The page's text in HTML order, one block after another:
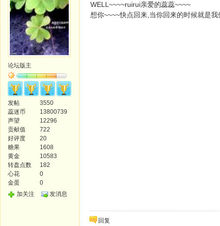
论坛版主
发帖
3550
蕊迷币
13800739
声望
12296
贡献值
722
好评度
20
糖果
1608
黄金
10583
转盘点数
182
心花
0
金蛋
0
加关注
发消息
WELL~~~~ruirui亲爱的蕊蕊~~~~
想你~~~~快点回来,当你回来的时候就是
回复